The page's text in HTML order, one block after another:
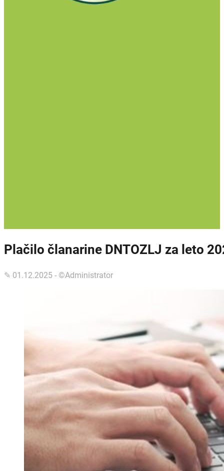
Plačilo članarine DNTOZLJ za leto
✎ 01.12.2025 - ©Administrator